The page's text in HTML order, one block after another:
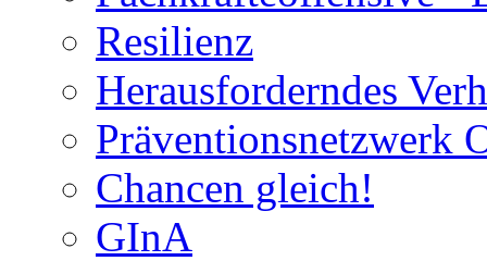
Resilienz
Herausforderndes
Präventionsnetzwerk
Chancen gleich!
GInA